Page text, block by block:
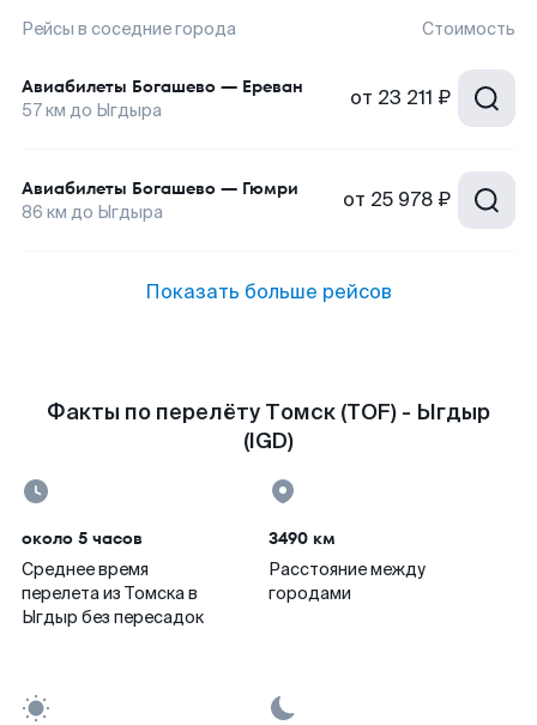
Рейсы в соседние города Стоимость
Авиабилеты Богашево — Ереван
57км до Ыгдыра от 23 211 ₽
Авиабилеты Богашево — Гюмри
86 км до Ыгдыра от 25 978 ₽
Показать больше рейсов
Факты по перелёту Томск (TOF) - Ыгдыр
(IGD)
около 5 часов
Среднее время
перелета из Томска в
Ыгдыр без пересадок
3490 км
Расстояние между
городами